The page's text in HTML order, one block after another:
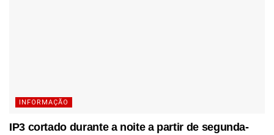
INFORMAÇÃO
IP3 cortado durante a noite a partir de segunda-